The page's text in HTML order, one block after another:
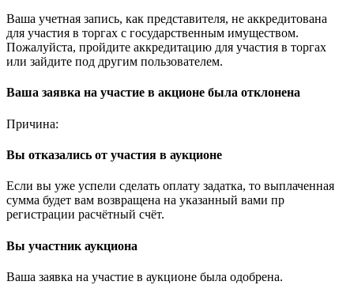
Ваша учетная запись, как представителя, не аккредитована
для участия в торгах с государственным имуществом.
Пожалуйста, пройдите аккредитацию для участия в торгах
или зайдите под другим пользователем.
Ваша заявка на участие в акционе была отклонена
Причина:
Вы отказались от участия в аукционе
Если вы уже успели сделать оплату задатка, то выплаченная
сумма будет вам возвращена на указанный вами пр
регистрации расчётный счёт.
Вы участник аукциона
Ваша заявка на участие в аукционе была одобрена.